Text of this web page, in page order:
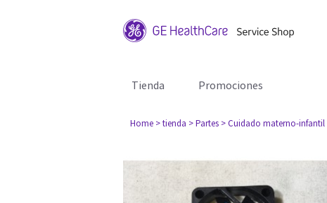
Tienda Promociones
Home > tienda > Partes > Cuidado materno-infantil